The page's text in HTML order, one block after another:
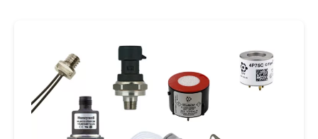
garantit des approches personnalisées et
innovantes, travaillant en collaboration
avec les clients pour fournir des solutions
sur mesure qui répondent à leurs exigences
spécifiques et à leurs normes de